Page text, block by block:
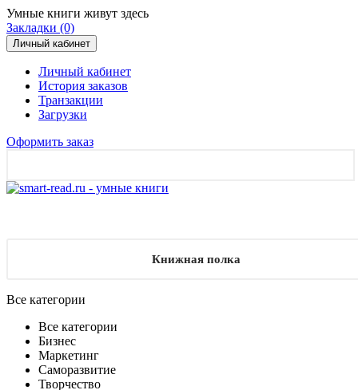
Умные книги живут здесь
Закладки (0)
Личный кабинет
Личный кабинет
История заказов
Транзакции
Загрузки
Оформить заказ
Книжная полка
Все категории
Все категории
Бизнес
Маркетинг
Саморазвитие
Творчество